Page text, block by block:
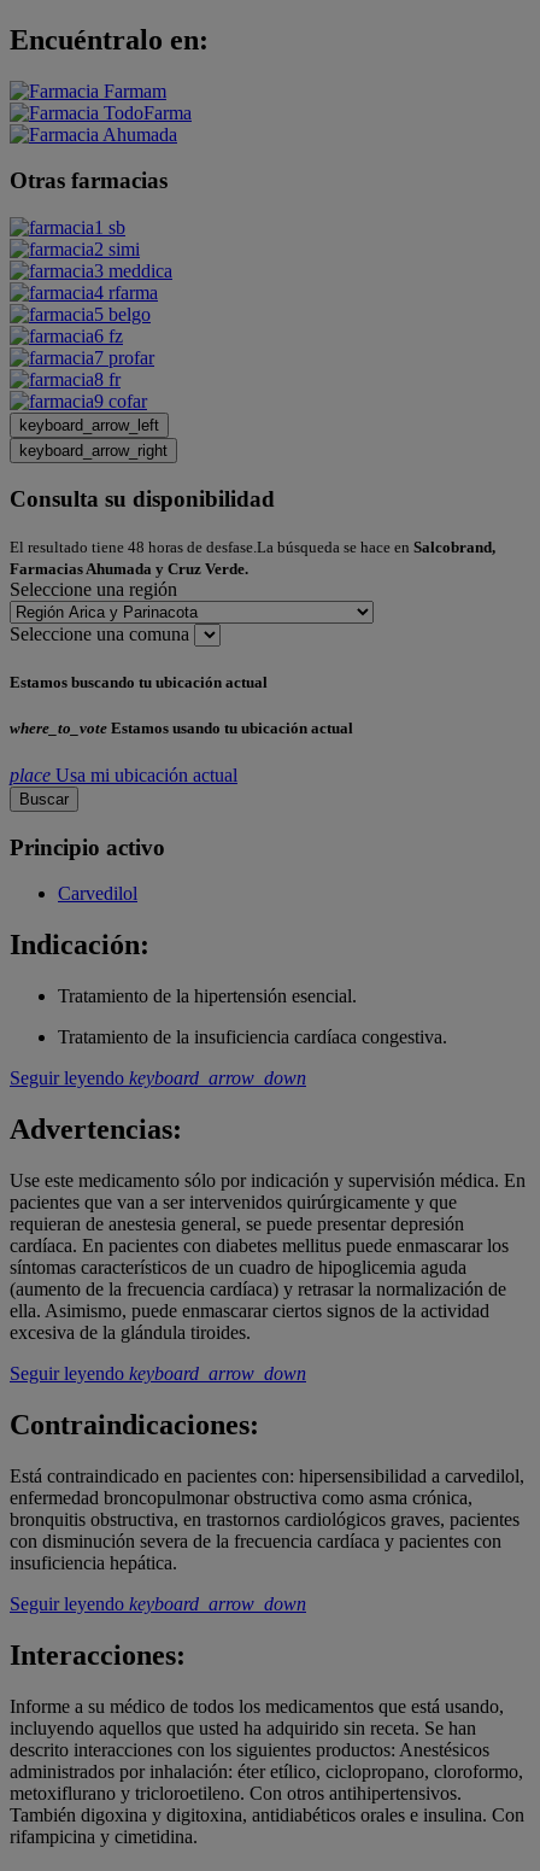
Encuéntralo en:
Otras farmacias
keyboard_arrow_left
keyboard_arrow_right
Consulta su disponibilidad
El resultado tiene 48 horas de desfase.La búsqueda se hace en Salcobrand,
Farmacias Ahumada y Cruz Verde.
Seleccione una región
Seleccione una comuna
Estamos buscando tu ubicación actual
where_to_vote Estamos usando tu ubicación actual
place Usa mi ubicación actual
Buscar
Principio activo
Carvedilol
Indicación:
Tratamiento de la hipertensión esencial.
Tratamiento de la insuficiencia cardíaca congestiva.
Seguir leyendo keyboard_arrow_down
Advertencias:
Use este medicamento sólo por indicación y supervisión médica. En
pacientes que van a ser intervenidos quirúrgicamente y que
requieran de anestesia general, se puede presentar depresión
cardíaca. En pacientes con diabetes mellitus puede enmascarar los
síntomas característicos de un cuadro de hipoglicemia aguda
(aumento de la frecuencia cardíaca) y retrasar la normalización de
ella. Asimismo, puede enmascarar ciertos signos de la actividad
excesiva de la glándula tiroides.
Seguir leyendo keyboard_arrow_down
Contraindicaciones:
Está contraindicado en pacientes con: hipersensibilidad a carvedilol,
enfermedad broncopulmonar obstructiva como asma crónica,
bronquitis obstructiva, en trastornos cardiológicos graves, pacientes
con disminución severa de la frecuencia cardíaca y pacientes con
insuficiencia hepática.
Seguir leyendo keyboard_arrow_down
Interacciones:
Informe a su médico de todos los medicamentos que está usando,
incluyendo aquellos que usted ha adquirido sin receta. Se han
descrito interacciones con los siguientes productos: Anestésicos
administrados por inhalación: éter etílico, ciclopropano, cloroformo,
metoxiflurano y tricloroetileno. Con otros antihipertensivos.
También digoxina y digitoxina, antidiabéticos orales e insulina. Con
rifampicina y cimetidina.